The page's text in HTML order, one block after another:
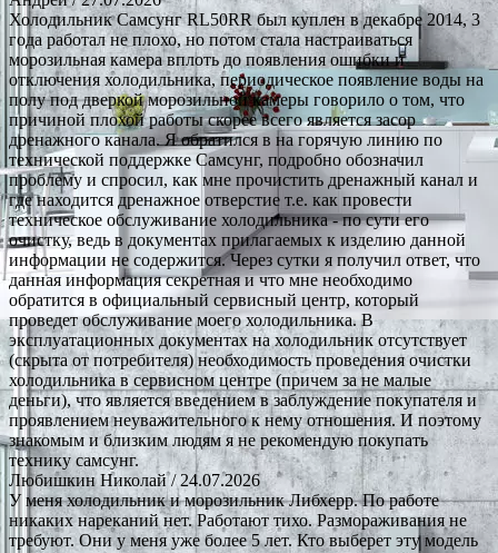
Холодильник Самсунг RL50RR был куплен в декабре 2014, 3
года работал не плохо, но потом стала настраиваться
морозильная камера вплоть до появления ошибки и
отключения холодильника, периодическое появление воды на
полу под дверкой морозильной камеры говорило о том, что
причиной плохой работы скорее всего является засор
дренажного канала. Я обратился в на горячую линию по
технической поддержке Самсунг, подробно обозначил
проблему и спросил, как мне прочистить дренажный канал и
где находится дренажное отверстие т.е. как провести
техническое обслуживание холодильника - по сути его
очистку, ведь в документах прилагаемых к изделию данной
информации не содержится. Через сутки я получил ответ, что
данная информация секретная и что мне необходимо
обратится в официальный сервисный центр, который
проведет обслуживание моего холодильника. В
эксплуатационных документах на холодильник отсутствует
(скрыта от потребителя) необходимость проведения очистки
холодильника в сервисном центре (причем за не малые
деньги), что является введением в заблуждение покупателя и
проявлением неуважительного к нему отношения. И поэтому
знакомым и близким людям я не рекомендую покупать
технику самсунг.
Любишкин Николай/ 24.07.2026
У меня холодильник и морозильник Либхерр. По работе
никаких нареканий нет. Работают тихо. Размораживания не
требуют. Они у меня уже более 5 лет. Кто выберет эту модель